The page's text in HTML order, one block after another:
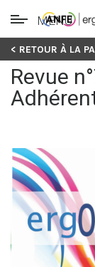
Skip
content
MENU
< RETOUR À LA
Revue